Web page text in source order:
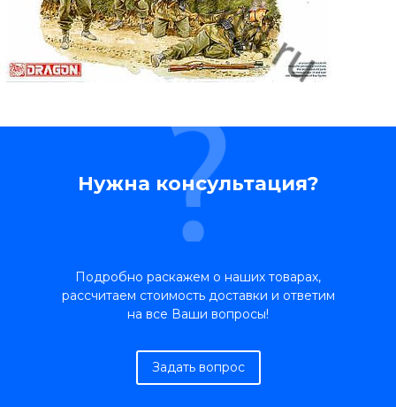
Нужна консультация?
Подробно раскажем о наших товарах,
рассчитаем стоимость доставки и ответим
на все Ваши вопросы!
Задать вопрос